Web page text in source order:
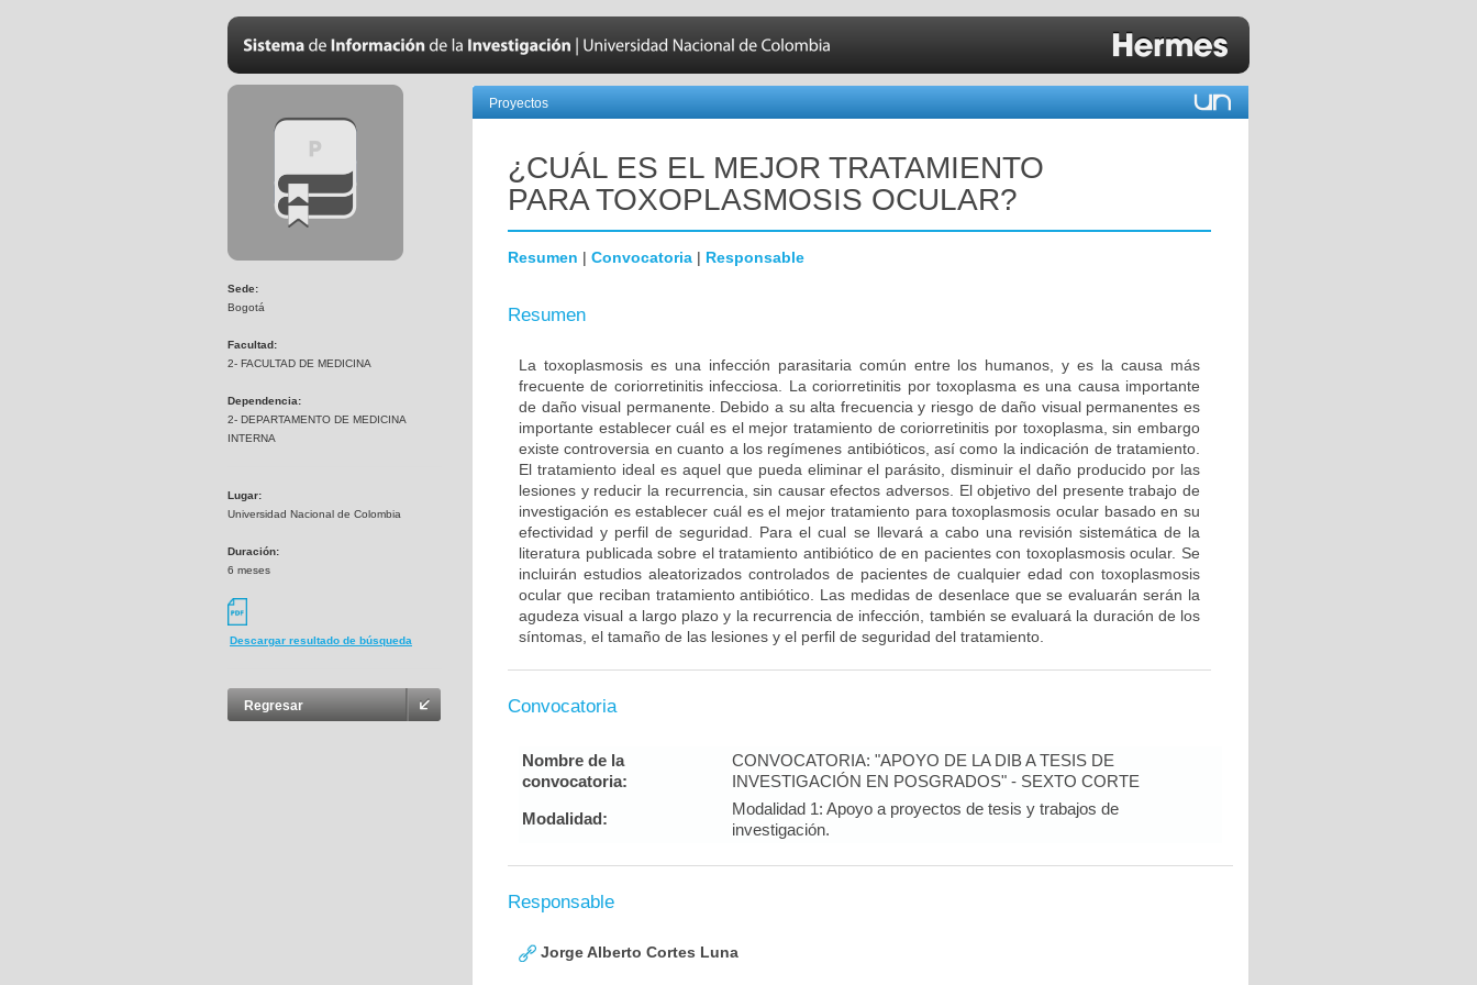
Sede:
Bogotá
Facultad:
2- FACULTAD DE MEDICINA
Dependencia:
2- DEPARTAMENTO DE MEDICINA
INTERNA
Lugar:
Universidad Nacional de Colombia
Duración:
6 meses
Descargar resultado de búsqueda
Regresar
Proyectos
¿CUÁL ES EL MEJOR TRATAMIENTO
PARA TOXOPLASMOSIS OCULAR?
Resumen | Convocatoria | Responsable
Resumen
La toxoplasmosis es una infección parasitaria común entre los humanos, y es la causa más
frecuente de coriorretinitis infecciosa. La coriorretinitis por toxoplasma es una causa importante
de daño visual permanente. Debido a su alta frecuencia y riesgo de daño visual permanentes es
importante establecer cuál es el mejor tratamiento de coriorretinitis por toxoplasma, sin embargo
existe controversia en cuanto a los regímenes antibióticos, así como la indicación de tratamiento.
El tratamiento ideal es aquel que pueda eliminar el parásito, disminuir el daño producido por las
lesiones y reducir la recurrencia, sin causar efectos adversos. El objetivo del presente trabajo de
investigación es establecer cuál es el mejor tratamiento para toxoplasmosis ocular basado en su
efectividad y perfil de seguridad. Para el cual se llevará a cabo una revisión sistemática de la
literatura publicada sobre el tratamiento antibiótico de en pacientes con toxoplasmosis ocular. Se
incluirán estudios aleatorizados controlados de pacientes de cualquier edad con toxoplasmosis
ocular que reciban tratamiento antibiótico. Las medidas de desenlace que se evaluarán serán la
agudeza visual a largo plazo y la recurrencia de infección, también se evaluará la duración de los
síntomas, el tamaño de las lesiones y el perfil de seguridad del tratamiento.
Convocatoria
Nombre de la
convocatoria:
CONVOCATORIA: "APOYO DE LA DIB A TESIS DE
INVESTIGACIÓN EN POSGRADOS" - SEXTO CORTE
Modalidad:
Modalidad 1: Apoyo a proyectos de tesis y trabajos de
investigación.
Responsable
Jorge Alberto Cortes Luna